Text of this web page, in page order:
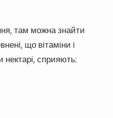
там можна знайти
що вітаміни і
нектарі, сприяють: